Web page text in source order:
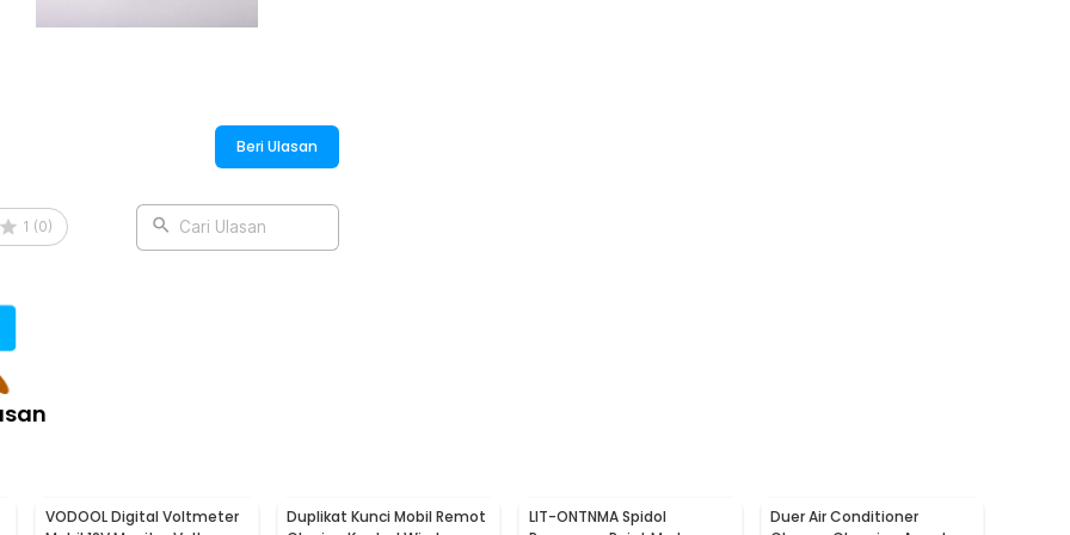
waktu. Dengan jahitan yang rapat,
30x30cm - W-36P
Beri Ulasan
1 (0) Cari Ulasan
VODOOL Digital Voltmeter
Duplikat Kunci Mobil Remot
LIT-ONTNMA Spidol
Duer Air Conditioner